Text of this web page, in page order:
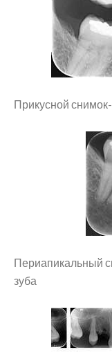
Прикусной
Периапикальный
зуба